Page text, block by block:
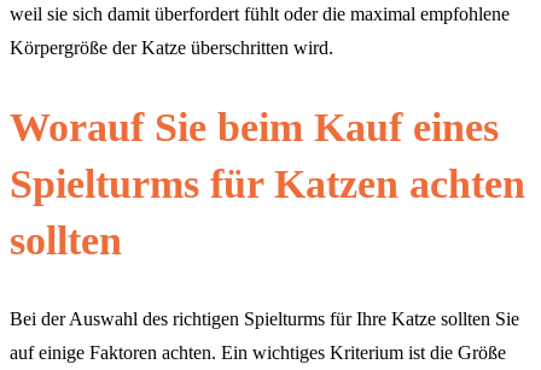
weil sie sich damit überfordert fühlt oder die maximal empfohlene
Körpergröße der Katze überschritten wird.
Worauf Sie beim Kauf eines
Spielturms für Katzen achten
sollten
Bei der Auswahl des richtigen Spielturms für Ihre Katze sollten Sie
auf einige Faktoren achten. Ein wichtiges Kriterium ist die Größe